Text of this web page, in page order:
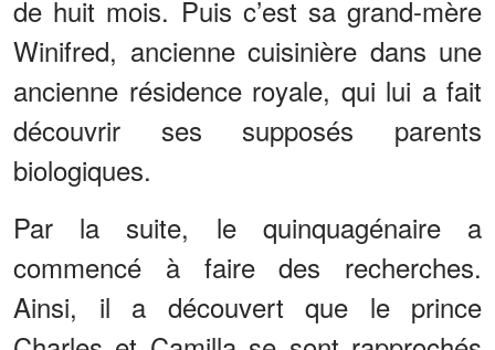
de huit mois. Puis c’est sa grand-mère
Winifred, ancienne cuisinière dans une
ancienne résidence royale, qui lui a fait
découvrir ses supposés parents
biologiques.
Par la suite, le quinquagénaire a
commencé à faire des recherches.
Ainsi, il a découvert que le prince